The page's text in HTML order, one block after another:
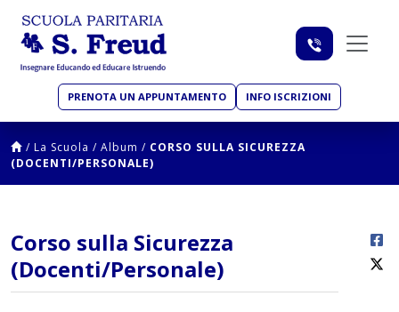
PRENOTA UN APPUNTAMENTO INFO ISCRIZIONI
/ La Scuola / Album / CORSO SULLA SICUREZZA
(DOCENTI/PERSONALE)
Corso sulla Sicurezza
(Docenti/Personale)